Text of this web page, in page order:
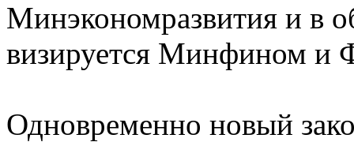
Минэкономразвития и в
визируется Минфином и
Одновременно новый